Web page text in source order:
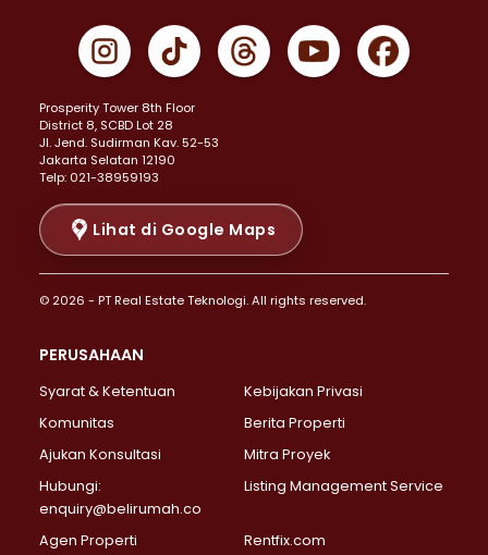
Properti Dijual di Gambir >
Properti Dijual di Johar Baru >
Properti Dijual di Menteng >
Properti Dijual di Senen >
Properti Dijual di Tanah Abang >
Properti Dijual di Cikini >
Properti Dijual di Kramat >
Properti Dijual di Pasar Baru >
Properti Dijual di Bendungan Hilir >
Properti Dijual di Jakarta Selatan >
Properti Dijual di Lebak Bulus >
Properti Dijual di Gandaria Selatan >
Properti Dijual di Pondok Labu >
Properti Dijual di Lenteng Agung >
Properti Dijual di Senayan >
Properti Dijual di Pondok Pinang >
Prosperity Tower 8th Floor
District 8, SCBD Lot 28
JI. Jend. Sudirman Kav. 52-53
Jakarta Selatan 12190
Telp: 021-38959193
Lihat di Google Maps
© 2026 - PT Real Estate Teknologi. All rights reserved.
PERUSAHAAN
Syarat & Ketentuan
Kebijakan Privasi
Komunitas
Berita Properti
Ajukan Konsultasi
Mitra Proyek
Hubungi:
enquiry@belirumah.co
Listing Management Service
Agen Properti Rentfix.com